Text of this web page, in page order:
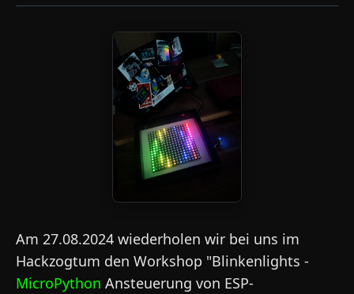
Am 27.08.2024 wiederholen wir bei uns im
Hackzogtum den Workshop "Blinkenlights -
MicroPython Ansteuerung von ESP-